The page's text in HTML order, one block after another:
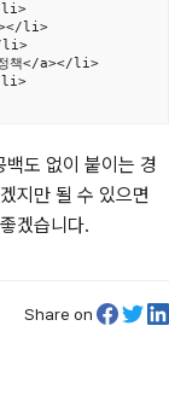
도 없이 붙이는 경
지만 될 수 있으면
겠습니다.
Share on